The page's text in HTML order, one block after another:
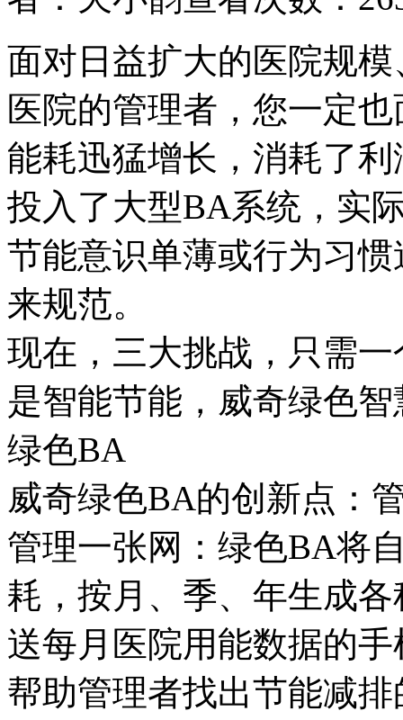
面对日益扩大的医院规
医院的管理者，您一定
能耗迅猛增长，消耗了
投入了大型BA系统，实
节能意识单薄或行为习
来规范。
现在，三大挑战，只需
是智能节能，威奇绿色
绿色BA
威奇绿色BA的创新点：
管理一张网：绿色BA将
耗，按月、季、年生成
送每月医院用能数据的
帮助管理者找出节能减